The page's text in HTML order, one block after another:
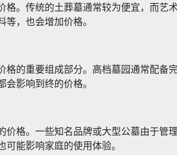
格。传统的土葬墓通常较为便宜，而
，也会增加价格。
格的重要组成部分。高档墓园通常配
影响到终的价格。
价格。一些知名品牌或大型公墓由于
能影响家庭的使用体验。